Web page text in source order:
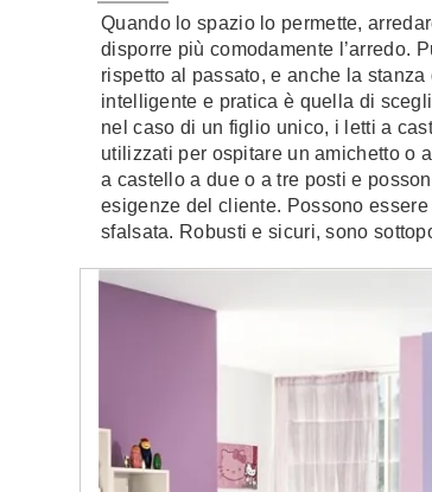
Quando lo spazio lo permette,
disporre più comodamente l’arredo.
rispetto al passato, e anche la
intelligente e pratica è quella di
nel caso di un figlio unico, i letti a
utilizzati per ospitare un amichetto o
a castello a due o a tre posti e
esigenze del cliente. Possono
sfalsata. Robusti e sicuri, sono